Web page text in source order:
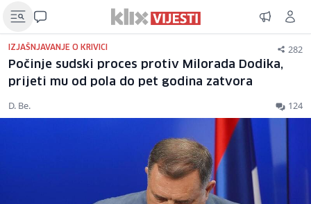
IZJAŠNJAVANJE O KRIVICI 282
Počinje sudski proces protiv Milorada Dodika,
prijeti mu od pola do pet godina zatvora
D. Be. 124